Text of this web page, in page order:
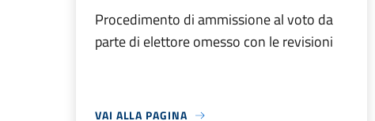
Procedimento di ammissione al voto da
parte di elettore omesso con le revisioni
VAI ALLA PAGINA